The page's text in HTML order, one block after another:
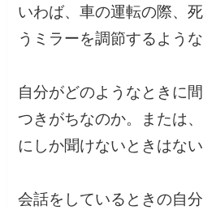
いわば、車の運転の際、
うミラーを調節するような
自分がどのようなときに
つきがちなのか。または
にしか聞けないときはない
会話をしているときの自